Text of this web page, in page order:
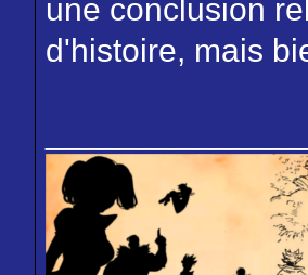
une conclusion
d'histoire, mais